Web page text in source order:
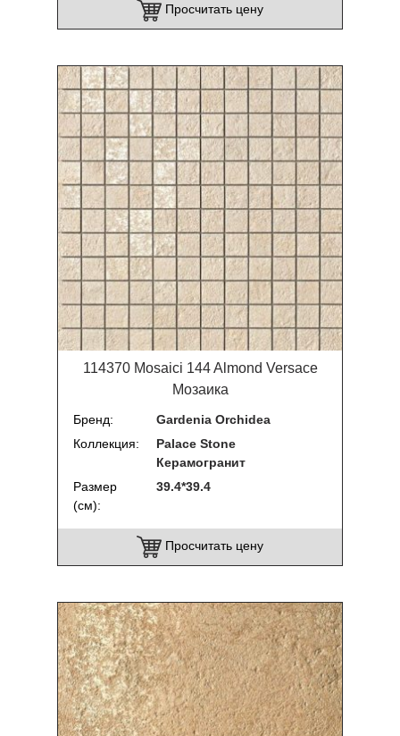
Просчитать цену
114370 Mosaici 144 Almond Versace
Мозаика
Бренд
Gardenia Orchidea
Коллекция
Palace Stone
Керамогранит
Размер
(см)
39.4*39.4
Просчитать цену